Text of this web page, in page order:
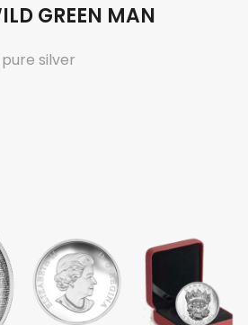
GREEN MAN
silver